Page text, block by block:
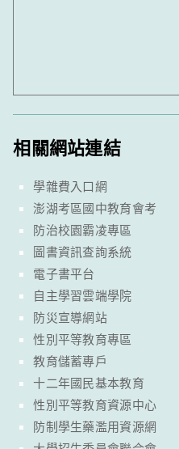
相關網站連結
學雜費入口網
澎湖考區國中教育會考
防治校園霸凌專區
圖書資訊查詢系統
電子書平台
自主學習雲端學院
防災宣導網站
性別平等教育專區
教育儲蓄專戶
十二年國民基本教育
性別平等教育資源中心
防制學生藥濫用資源網